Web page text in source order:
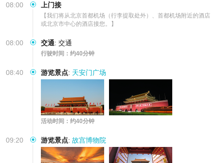
08:00 上门接
【我们将从北京首都机场（行李提取处外）、首都机场附近的酒店
或北京市中心的酒店接您。】
08:00 交通: 交通
行驶时间：约40分钟
08:40 游览景点: 天安门广场
活动时间：约40分钟
09:20 游览景点: 故宫博物院